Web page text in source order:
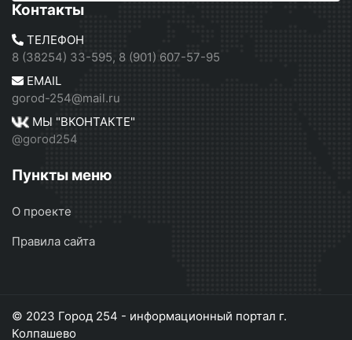
Контакты
ТЕЛЕФОН
8 (38254) 33-595, 8 (901) 607-57-95
EMAIL
gorod-254@mail.ru
МЫ "ВКОНТАКТЕ"
@gorod254
Пункты меню
О проекте
Правила сайта
© 2023 Город 254 - информационный портал г.
Колпашево